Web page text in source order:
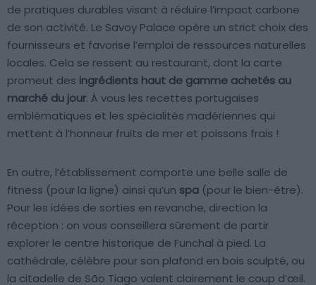
de pratiques durables visant à réduire l’impact carbone
de son activité. Le Savoy Palace opère un strict choix des
fournisseurs et favorise l’emploi de ressources naturelles
locales. Cela se ressent au restaurant, dont la carte
promeut des ingrédients haut de gamme achetés au
marché du jour. À vous les recettes portugaises
emblématiques et les spécialités madériennes qui
mettent à l’honneur fruits de mer et poissons frais !
En outre, l’établissement comporte une belle salle de
fitness (pour la ligne) ainsi qu’un spa (pour le bien-être).
Pour les idées de sorties en revanche, direction la
réception : on vous conseillera sûrement de partir
explorer le centre historique de Funchal à pied. La
cathédrale, célèbre pour son plafond en bois sculpté, ou
la citadelle de São Tiago valent clairement le coup d’œil.